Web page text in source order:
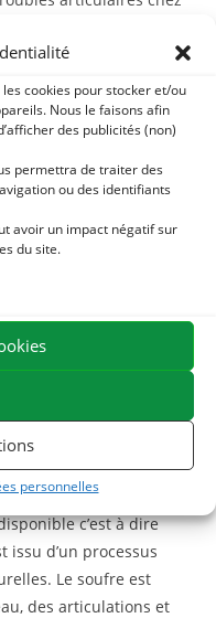
cookies pour stocker et/ou
Nous le faisons afin
des publicités (non)
permettra de traiter des
ou des identifiants
avoir un impact négatif sur
du site.
personnelles
l’organisme à partir
les articulations, elle
la structure et de
de la peau et de
contient également
soufre. Ils sont
du cartilage. La
elle favorise
des chocs.
qui sont des
du cartilage. La
également en phase de
est une source
c’est à dire
issu d’un processus
Le soufre est
des articulations et